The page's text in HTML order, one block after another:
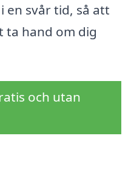
en svår tid, så att
ta hand om dig
och utan